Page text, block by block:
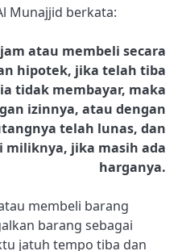
Munajjid berkata:
atau membeli secara
hipotek, jika telah tiba
tidak membayar, maka
izinnya, atau dengan
telah lunas, dan
miliknya, jika masih ada
harganya.
membeli barang
barang sebagai
jatuh tempo tiba dan